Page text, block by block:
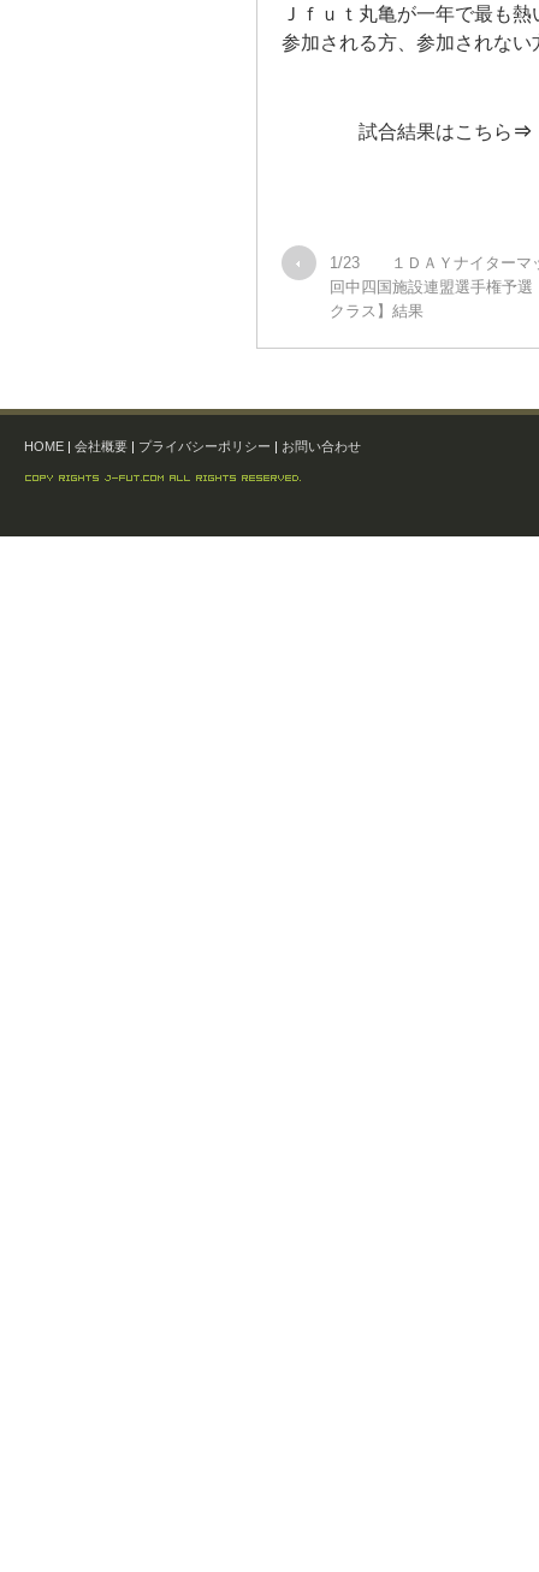
Ｊｆｕｔ丸亀が一年で最も熱
参加される方、参加されな
試合結果はこちら
1/23 １ＤＡＹナイター
回中四国施設連盟選手権予選
クラス】結果
HOME | 会社概要 | プライバシーポリシー | お問い合わせ